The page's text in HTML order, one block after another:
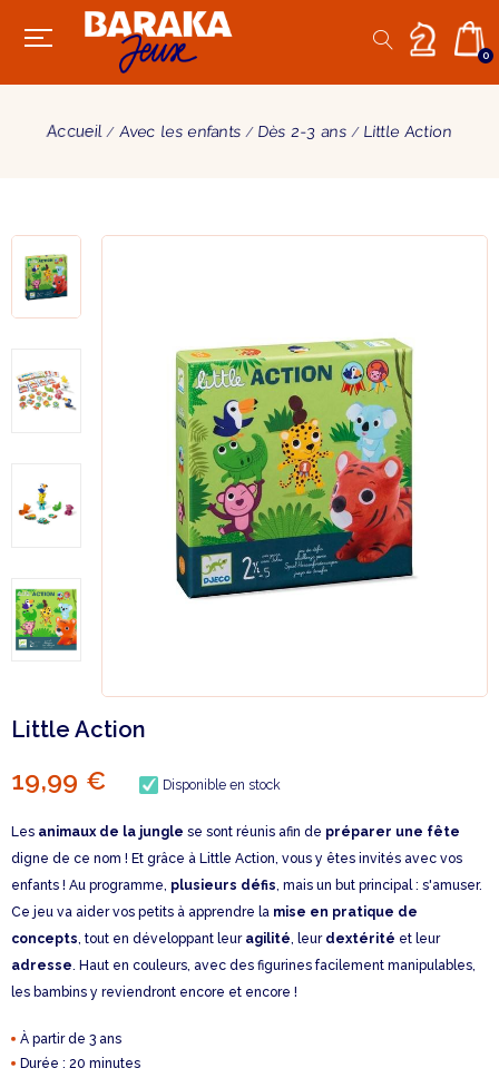
0
Accueil Avec les enfants Dès 2-3 ans Little Action
Little Action
19,99 € Disponible en stock
Les animaux de la jungle se sont réunis afin de préparer une fête
digne de ce nom ! Et grâce à Little Action, vous y êtes invités avec vos
enfants ! Au programme, plusieurs défis, mais un but principal : s'amuser.
Ce jeu va aider vos petits à apprendre la mise en pratique de
concepts, tout en développant leur agilité, leur dextérité et leur
adresse. Haut en couleurs, avec des figurines facilement manipulables,
les bambins y reviendront encore et encore !
À partir de 3 ans
Durée : 20 minutes